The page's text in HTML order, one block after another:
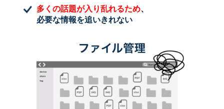
多くの話題が入り乱れるため、
必要な情報を追いきれない